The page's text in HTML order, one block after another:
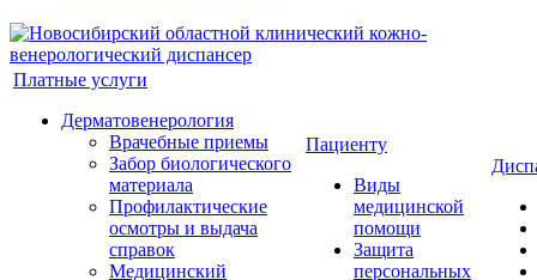
Платные услуги
Дерматовенерология
Врачебные приемы
Забор биологического
материала
Профилактические
осмотры и выдача
справок
Медицинский
Пациенту
Виды
медицинской
помощи
Защита
персональных